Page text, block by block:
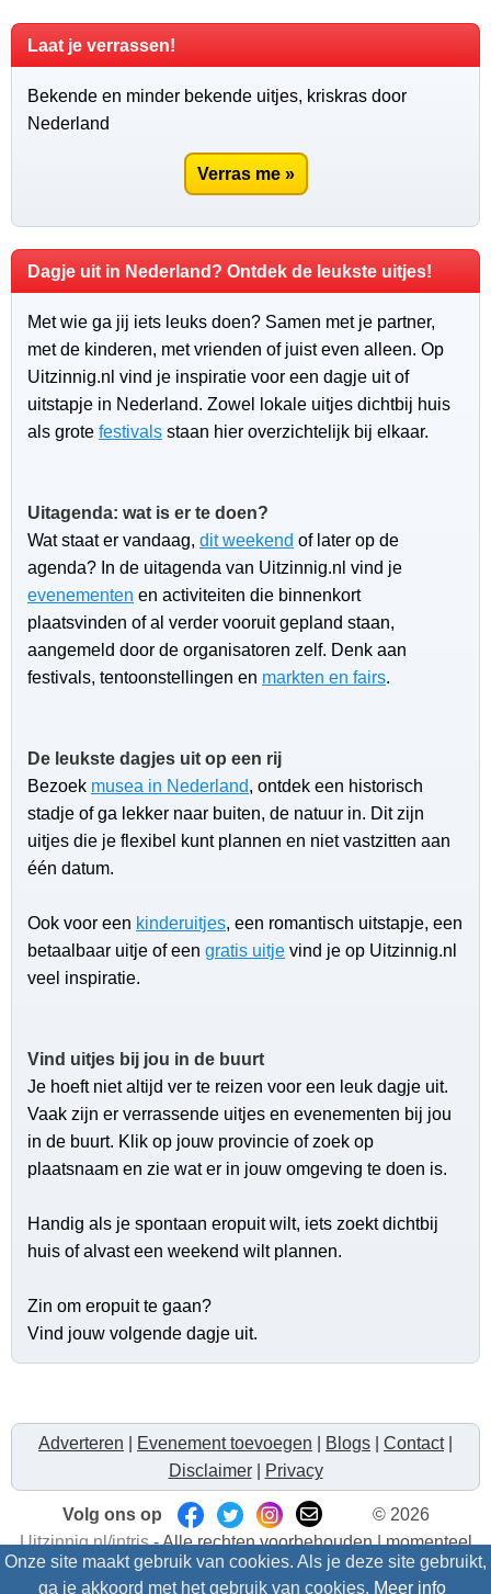
Onze site maakt gebruik van cookies. Als je deze site gebruikt,
ga je akkoord met het gebruik van cookies. Meer info
Laat je verrassen!
Bekende en minder bekende uitjes, kriskras door
Nederland
Verras me »
Dagje uit in Nederland? Ontdek de leukste uitjes!
Met wie ga jij iets leuks doen? Samen met je partner,
met de kinderen, met vrienden of juist even alleen. Op
Uitzinnig.nl vind je inspiratie voor een dagje uit of
uitstapje in Nederland. Zowel lokale uitjes dichtbij huis
als grote festivals staan hier overzichtelijk bij elkaar.
Uitagenda: wat is er te doen?
Wat staat er vandaag, dit weekend of later op de
agenda? In de uitagenda van Uitzinnig.nl vind je
evenementen en activiteiten die binnenkort
plaatsvinden of al verder vooruit gepland staan,
aangemeld door de organisatoren zelf. Denk aan
festivals, tentoonstellingen en markten en fairs.
De leukste dagjes uit op een rij
Bezoek musea in Nederland, ontdek een historisch
stadje of ga lekker naar buiten, de natuur in. Dit zijn
uitjes die je flexibel kunt plannen en niet vastzitten aan
één datum.
Ook voor een kinderuitjes, een romantisch uitstapje, een
betaalbaar uitje of een gratis uitje vind je op Uitzinnig.nl
veel inspiratie.
Vind uitjes bij jou in de buurt
Je hoeft niet altijd ver te reizen voor een leuk dagje uit.
Vaak zijn er verrassende uitjes en evenementen bij jou
in de buurt. Klik op jouw provincie of zoek op
plaatsnaam en zie wat er in jouw omgeving te doen is.
Handig als je spontaan eropuit wilt, iets zoekt dichtbij
huis of alvast een weekend wilt plannen.
Zin om eropuit te gaan?
Vind jouw volgende dagje uit.
Adverteren Evenement toevoegen Blogs Contact|
Disclaimer| Privacy
Volg ons op
© 2026
Uitzinnig.nl/intris- Alle rechten voorbehouden | momenteel
2132 bezoekers